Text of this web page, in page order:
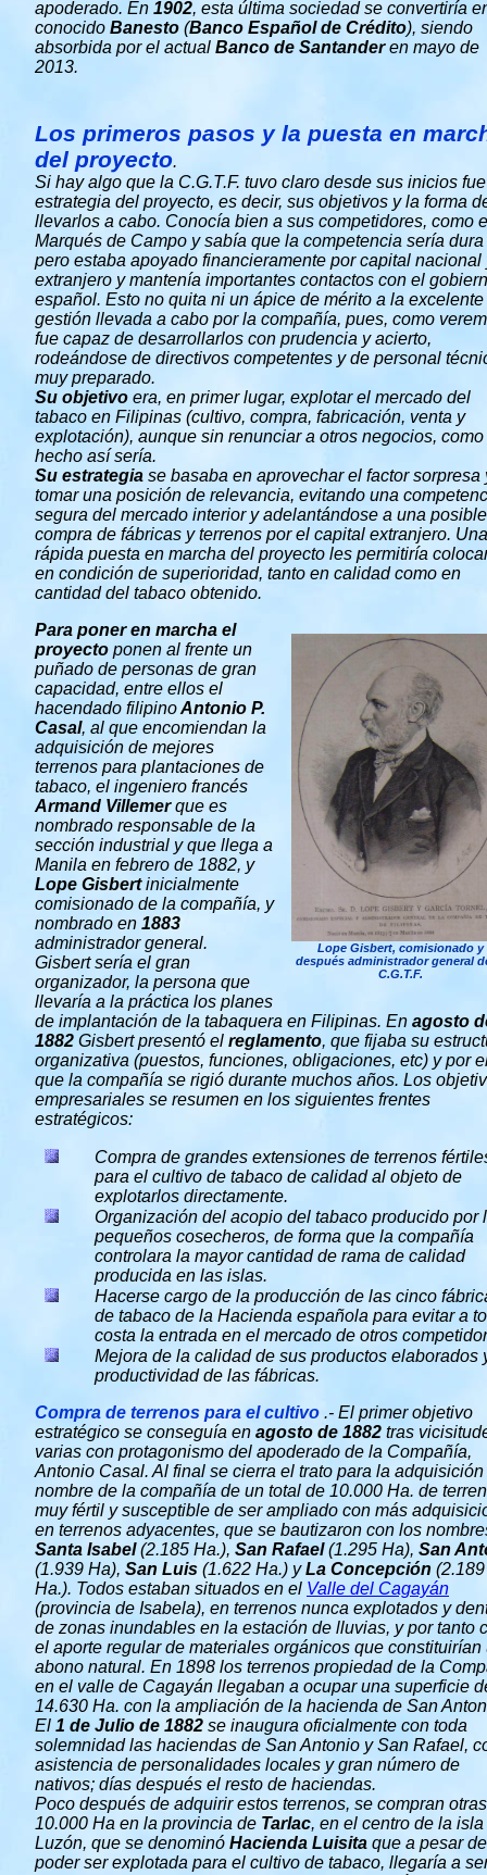
apoderado. En 1902, esta última sociedad se convertiría
conocido Banesto (Banco Español de Crédito), siendo
absorbida por el actual Banco de Santanderen mayo de
2013.
Los primeros pasos y la puesta en
del proyecto.
Si hay algo que la C.G.T.F. tuvo claro desde sus inicios
estrategia del proyecto, es decir, sus objetivos y la forma
llevarlos a cabo. Conocía bien a sus competidores, como
Marqués de Campo y sabía que la competencia sería dura
pero estaba apoyado financieramente por capital nacional
extranjero y mantenía importantes contactos con el
español. Esto no quita ni un ápice de mérito a la excelente
gestión llevada a cabo por la compañía, pues, como
fue capaz de desarrollarlos con prudencia y acierto,
rodeándose de directivos competentes y de personal
muy preparado.
Su objetivo era, en primer lugar, explotar el mercado del
tabaco en Filipinas (cultivo, compra, fabricación, venta y
explotación), aunque sin renunciar a otros negocios, como
hecho así sería.
Su estrategia se basaba en aprovechar el factor sorpresa
tomar una posición de relevancia, evitando una
segura del mercado interior y adelantándose a una posible
compra de fábricas y terrenos por el capital extranjero. Una
rápida puesta en marcha del proyecto les permitiría
en condición de superioridad, tanto en calidad como en
cantidad del tabaco obtenido.
Lope Gisbert, comisionado y
después administrador general
C.G.T.F.
Para poner en marcha el
proyecto ponen al frente un
puñado de personas de gran
capacidad, entre ellos el
hacendado filipinoAntonio P.
Casal, al que encomiendan la
adquisición de mejores
terrenos para plantaciones de
tabaco, el ingeniero francés
Armand Villemerque es
nombrado responsable de la
sección industrial y que llega a
Manila en febrero de 1882, y
Lope Gisbertinicialmente
comisionado de la compañía, y
nombrado en 1883
administrador general.
Gisbert sería el gran
organizador, la persona que
llevaría a la práctica los planes
de implantación de la tabaquera en Filipinas. En agosto
1882 Gisbert presentó el reglamento, que fijaba su
organizativa (puestos, funciones, obligaciones, etc) y por
que la compañía se rigió durante muchos años. Los
empresariales se resumen en los siguientes frentes
estratégicos:
Compra de grandes extensiones de terrenos
para el cultivo de tabaco de calidad al objeto de
explotarlos directamente.
Organización del acopio del tabaco producido por
pequeños cosecheros, de forma que la compañía
controlara la mayor cantidad de rama de calidad
producida en las islas.
Hacerse cargo de la producción de las cinco
de tabaco de la Hacienda española para evitar a
costa la entrada en el mercado de otros
Mejora de la calidad de sus productos elaborados
productividad de las fábricas.
Compra de terrenos para el cultivo .- El primer objetivo
estratégico se conseguía en agosto de 1882 tras
varias con protagonismo del apoderado de la Compañía,
Antonio Casal. Al final se cierra el trato para la adquisición
nombre de la compañía de un total de 10.000 Ha. de
muy fértil y susceptible de ser ampliado con más
en terrenos adyacentes, que se bautizaron con los
Santa Isabel(2.185 Ha.), San Rafael(1.295 Ha), San
(1.939 Ha), San Luis (1.622 Ha.) yLa Concepción (2.189
Ha.). Todos estaban situados en el Valle del Cagayán
(provincia de Isabela), en terrenos nunca explotados y
de zonas inundables en la estación de lluvias, y por tanto
el aporte regular de materiales orgánicos que constituirían
abono natural. En 1898 los terrenos propiedad de la
en el valle de Cagayán llegaban a ocupar una superficie
14.630 Ha. con la ampliación de la hacienda de San
El 1 de Julio de 1882 se inaugura oficialmente con toda
solemnidad las haciendas de San Antonio y San Rafael,
asistencia de personalidades locales y gran número de
nativos; días después el resto de haciendas.
Poco después de adquirir estos terrenos, se compran otras
10.000 Ha en la provincia de Tarlac, en el centro de la isla
Luzón, que se denominó Hacienda Luisita que a pesar
poder ser explotada para el cultivo de tabaco, llegaría a